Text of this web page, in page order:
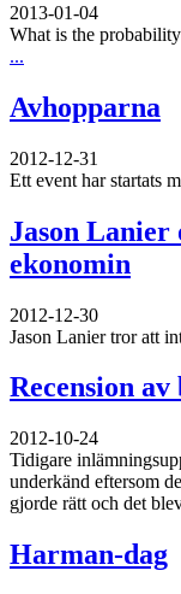
2013-01-04
What is the
...
Avhopparna
2012-12-31
Ett event har startats
Jason Lanier
ekonomin
2012-12-30
Jason Lanier tror att
Recension
2012-10-24
Tidigare
underkänd eftersom
gjorde rätt och det
Harman-dag